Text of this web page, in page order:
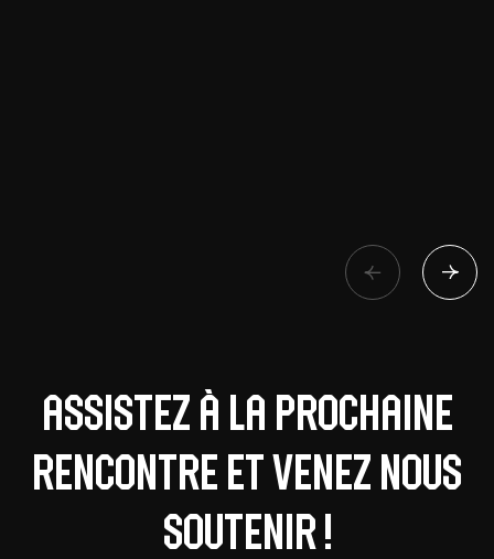
Assistez à la prochaine
rencontre et venez nous
soutenir !